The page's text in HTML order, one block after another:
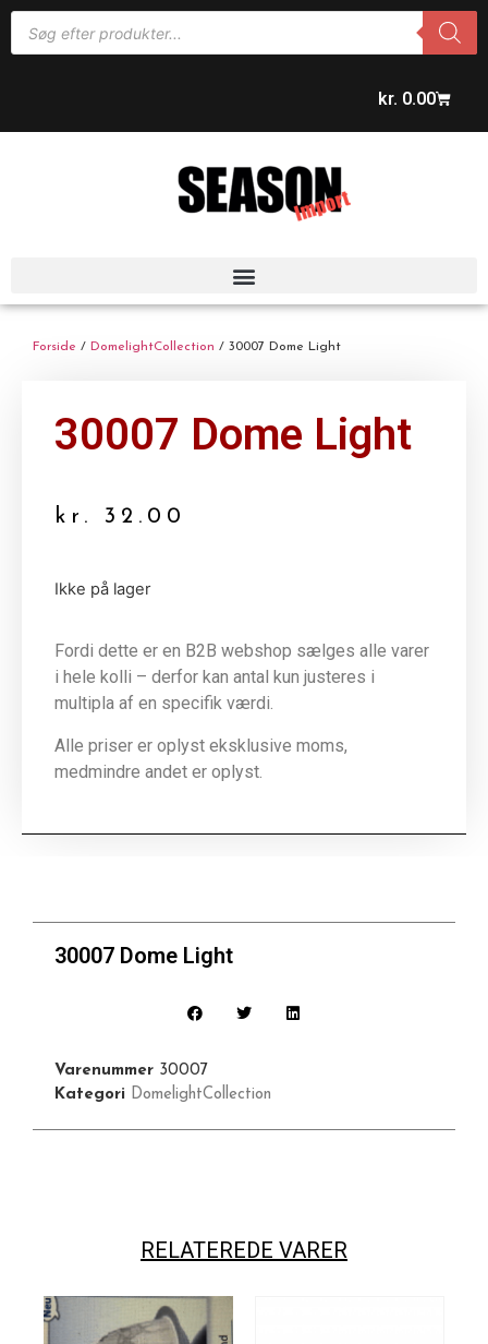
kr. 0.00
Forside / DomelightCollection / 30007 Dome Light
30007 Dome Light
kr. 32.00
Ikke på lager
Fordi dette er en B2B webshop sælges alle varer
i hele kolli – derfor kan antal kun justeres i
multipla af en specifik værdi.
Alle priser er oplyst eksklusive moms,
medmindre andet er oplyst.
30007 Dome Light
Varenummer 30007
Kategori DomelightCollection
RELATEREDE VARER